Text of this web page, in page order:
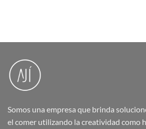
Somos una empresa que brinda
el comer utilizando la creatividad como